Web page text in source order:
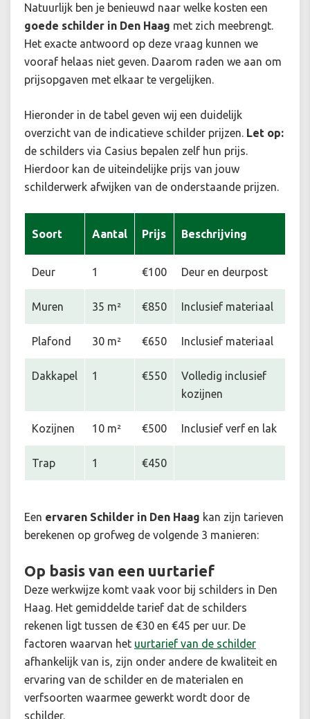
Natuurlijk ben je benieuwd naar welke kosten een
goede schilder in Den Haag met zich meebrengt.
Het exacte antwoord op deze vraag kunnen we
vooraf helaas niet geven. Daarom raden we aan om
prijsopgaven met elkaar te vergelijken.
Hieronder in de tabel geven wij een duidelijk
overzicht van de indicatieve schilder prijzen. Let op:
de schilders via Casius bepalen zelf hun prijs.
Hierdoor kan de uiteindelijke prijs van jouw
schilderwerk afwijken van de onderstaande prijzen.
Soort Aantal Prijs Beschrijving
Deur 1 €100 Deur en deurpost
Muren 35 m² €850 Inclusief materiaal
Plafond 30 m² €650 Inclusief materiaal
Dakkapel 1 €550
Volledig inclusief
kozijnen
Kozijnen 10 m² €500 Inclusief verf en lak
Trap 1 €450
Een ervaren Schilder in Den Haag kan zijn tarieven
berekenen op grofweg de volgende 3 manieren:
Op basis van een uurtarief
Deze werkwijze komt vaak voor bij schilders in Den
Haag. Het gemiddelde tarief dat de schilders
rekenen ligt tussen de €30 en €45 per uur. De
factoren waarvan het uurtarief van de schilder
afhankelijk van is, zijn onder andere de kwaliteit en
ervaring van de schilder en de materialen en
verfsoorten waarmee gewerkt wordt door de
schilder.